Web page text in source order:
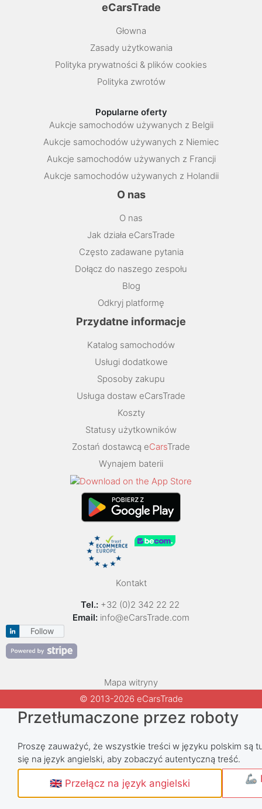
eCarsTrade
Głowna
Zasady użytkowania
Polityka prywatności & plików cookies
Polityka zwrotów
Popularne oferty
Aukcje samochodów używanych z Belgii
Aukcje samochodów używanych z Niemiec
Aukcje samochodów używanych z Francji
Aukcje samochodów używanych z Holandii
O nas
O nas
Jak działa eCarsTrade
Często zadawane pytania
Dołącz do naszego zespołu
Blog
Odkryj platformę
Przydatne informacje
Katalog samochodów
Usługi dodatkowe
Sposoby zakupu
Usługa dostaw eCarsTrade
Koszty
Statusy użytkowników
Zostań dostawcą eCarsTrade
Wynajem baterii
Kontakt
Tel.: +32 (0)2 342 22 22
Email: info@eCarsTrade.com
Follow
Mapa witryny
© 2013-2026 eCarsTrade
Przetłumaczone przez roboty
Proszę zauważyć, że wszystkie treści w języku polskim są
się na język angielski, aby zobaczyć autentyczną treść.
🇬🇧 Przełącz na język angielski 🦾